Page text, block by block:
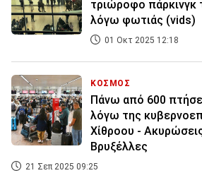
τριώροφο πάρκινγκ
λόγω φωτιάς (vids)
01 Οκτ 2025 12:18
ΚΟΣΜΟΣ
Πάνω από 600
λόγω της
Χίθροου -
Βρυξέλλες
21 Σεπ 2025 09:25